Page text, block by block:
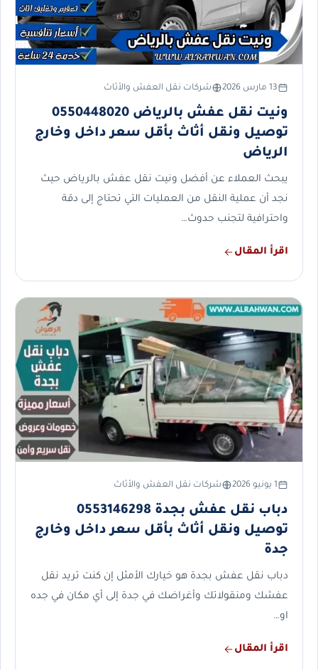
13 مارس 2026 شركات نقل العفش والأثاث
ونيت نقل عفش بالرياض 0550448020
توصيل ونقل أثاث بأقل سعر داخل وخارج
الرياض
يبحث العملاء عن أفضل ونيت نقل عفش بالرياض حيث
نجد أن عملية النقل من العمليات التي تحتاج إلى دقة
واحترافية لتجنب حدوث…
اقرأ المقال
1 يونيو 2026 شركات نقل العفش والأثاث
دباب نقل عفش بجدة 0553146298
توصيل ونقل أثاث بأقل سعر داخل وخارج
جدة
دباب نقل عفش بجدة هو خيارك الأمثل إن كنت تريد نقل
عفشك ومنقولاتك وأغراضك في جدة إلى أي مكان في جده
او…
اقرأ المقال